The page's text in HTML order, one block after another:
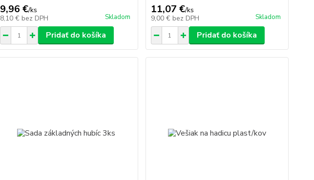
9,96 €/ks
8,10 € bez DPH Skladom
Pridať do košíka
11,07 €/ks
9,00 € bez DPH Skladom
Pridať do košíka